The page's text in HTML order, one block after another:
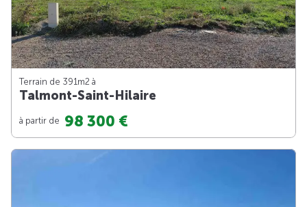
Terrain de 391m2 à
Talmont-Saint-Hilaire
à partir de 98 300 €